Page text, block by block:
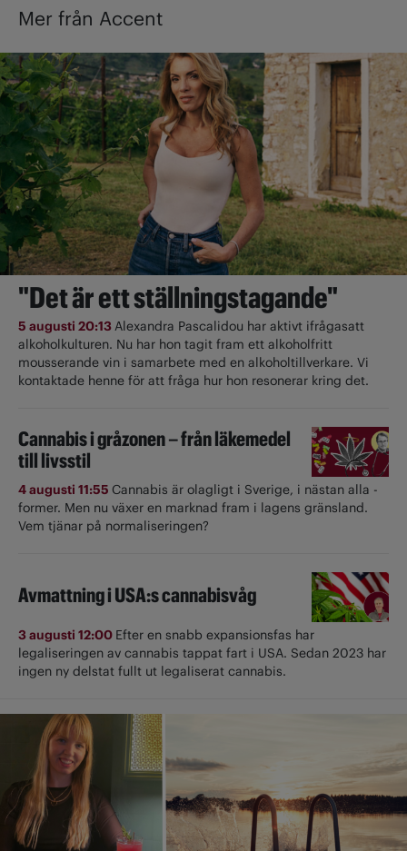
Mer från Accent
"Det är ett ställningstagande"
5 augusti 20:13Alexandra Pascalidou har aktivt ifrågasatt
alkoholkulturen. Nu har hon tagit fram ett alkoholfritt
mousserande vin i samarbete med en alkoholtillverkare. Vi
kontaktade henne för att fråga hur hon resonerar kring det.
Cannabis i gråzonen – från läkemedel
till livsstil
4 augusti 11:55 Cannabis är olagligt i ­Sverige, i nästan alla ­
former. Men nu växer en marknad fram i lagens gränsland.
Vem tjänar på normaliseringen?
Avmattning i USA:s cannabisvåg
3 augusti 12:00 Efter en snabb expansionsfas har
legaliseringen av cannabis tappat fart i USA. Sedan 2023 har
ingen ny delstat fullt ut ­legaliserat cannabis.